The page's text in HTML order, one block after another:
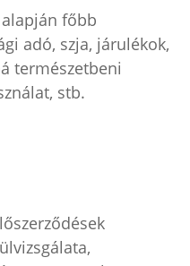
főbb
adó, szja, járulékok,
természetbeni
stb.